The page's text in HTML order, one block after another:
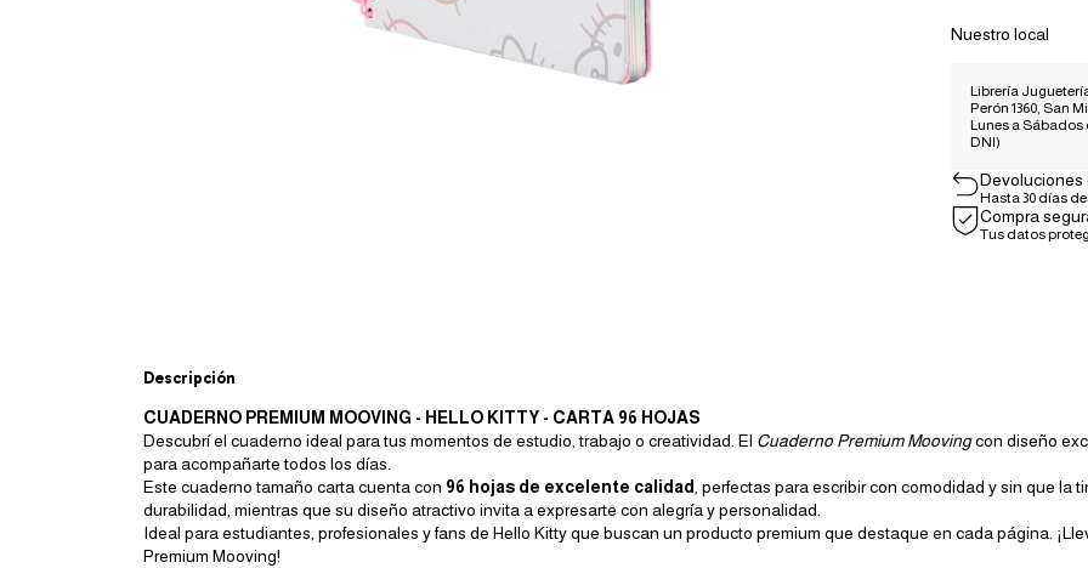
Nuestro local
Librería
Perón 1360, San
Lunes a Sábados
DNI)
Devoluciones
Hasta 30 días
Compra
Tus datos
Descripción
CUADERNO PREMIUM MOOVING - HELLO KITTY - CARTA 96 HOJAS
Descubrí el cuaderno ideal para tus momentos de estudio, trabajo o creatividad. El Cuaderno Premium Moovingcon diseño
para acompañarte todos los días.
Este cuaderno tamaño carta cuenta con 96 hojas de excelente calidad, perfectas para escribir con comodidad y sin que
durabilidad, mientras que su diseño atractivo invita a expresarte con alegría y personalidad.
Ideal para estudiantes, profesionales y fans de Hello Kitty que buscan un producto premium que destaque en cada página.
Premium Mooving!